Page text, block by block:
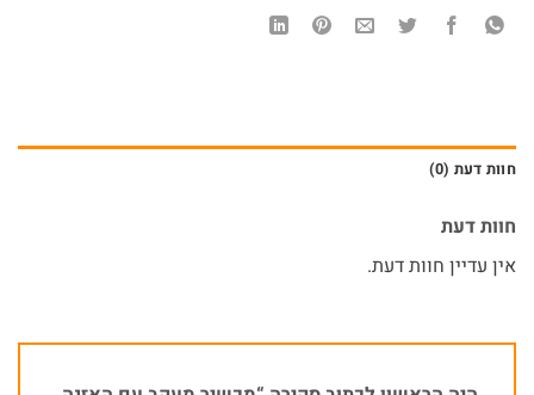
חוות דעת (0)
חוות דעת
אין עדיין חוות דעת.